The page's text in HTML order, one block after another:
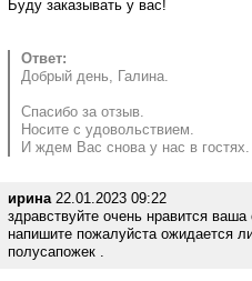
Буду заказывать у вас!
Ответ:
Добрый день, Галина.
Спасибо за отзыв.
Носите с удовольствием.
И ждем Вас снова у нас в гостях.
ирина22.01.2023 09:22
здравствуйте очень нравится
напишите пожалуйста ожидается
полусапожек .